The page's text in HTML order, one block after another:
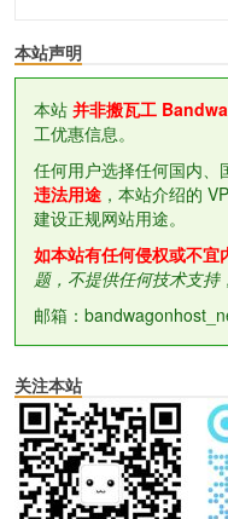
本站声明
本站 并非搬瓦工
工优惠信息。
任何用户选择任何国内、
违法用途 ，本站介绍的
建设正规网站用途。
如本站有任何侵权或不宜
题，不提供任何技术支持
邮箱：
关注本站